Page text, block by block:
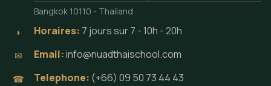
Bangkok 10110 - Thailand
◗ Horaires: 7 jours sur 7 - 10h - 20h
✉ Email:info@nuadthaischool.com
☎ Telephone: (+66) 09 50 73 44 43